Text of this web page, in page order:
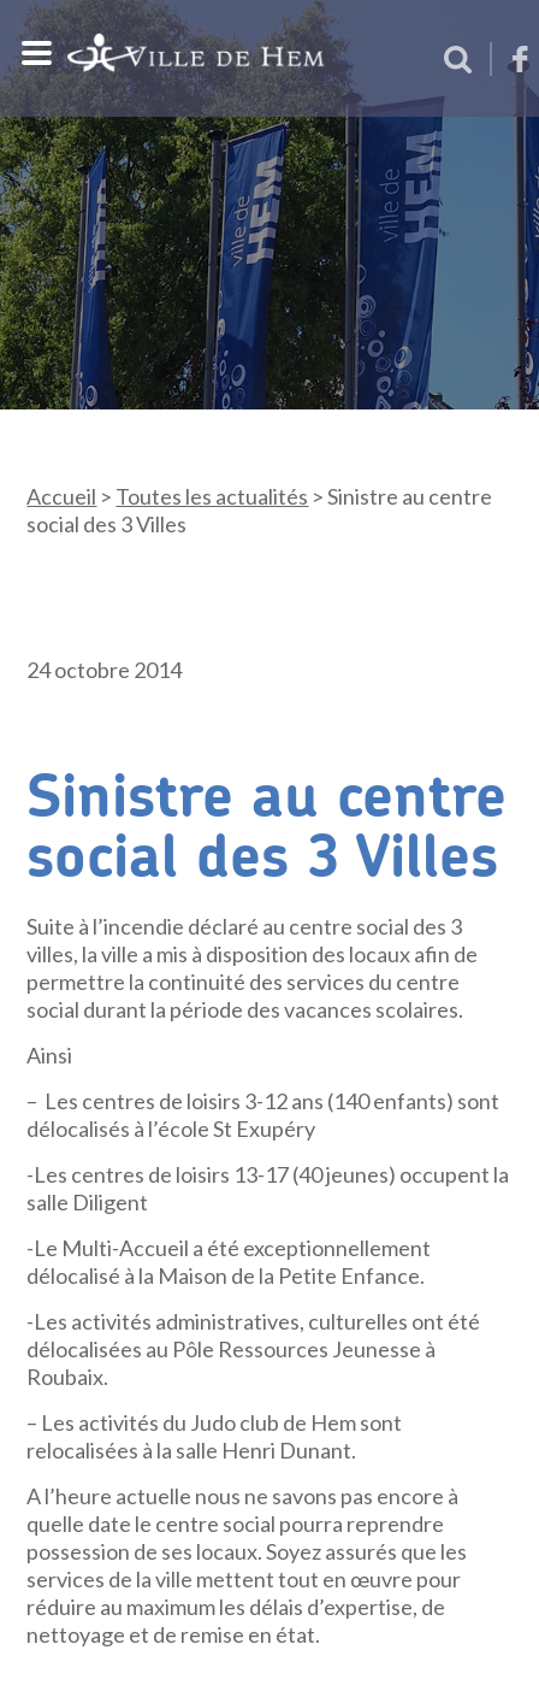
Accueil > Toutes les actualités >Sinistre au centre
social des 3 Villes
24 octobre 2014
Sinistre au centre
social des 3 Villes
Suite à l’incendie déclaré au centre social des 3
villes, la ville a mis à disposition des locaux afin de
permettre la continuité des services du centre
social durant la période des vacances scolaires.
Ainsi
– Les centres de loisirs 3-12 ans (140 enfants) sont
délocalisés à l’école St Exupéry
-Les centres de loisirs 13-17 (40 jeunes) occupent la
salle Diligent
-Le Multi-Accueil a été exceptionnellement
délocalisé à la Maison de la Petite Enfance.
-Les activités administratives, culturelles ont été
délocalisées au Pôle Ressources Jeunesse à
Roubaix.
– Les activités du Judo club de Hem sont
relocalisées à la salle Henri Dunant.
A l’heure actuelle nous ne savons pas encore à
quelle date le centre social pourra reprendre
possession de ses locaux. Soyez assurés que les
services de la ville mettent tout en œuvre pour
réduire au maximum les délais d’expertise, de
nettoyage et de remise en état.